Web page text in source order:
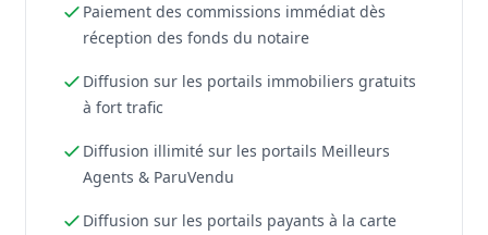
Paiement des commissions immédiat dès
réception des fonds du notaire
Diffusion sur les portails immobiliers gratuits
à fort trafic
Diffusion illimité sur les portails Meilleurs
Agents & ParuVendu
Diffusion sur les portails payants à la carte